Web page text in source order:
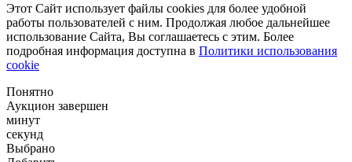
Этот Сайт использует файлы cookies для более удобной
работы пользователей с ним. Продолжая любое дальнейшее
использование Сайта, Вы соглашаетесь с этим. Более
подробная информация доступна в Политики использования
cookie
Понятно
Аукцион завершен
минут
секунд
Выбрано